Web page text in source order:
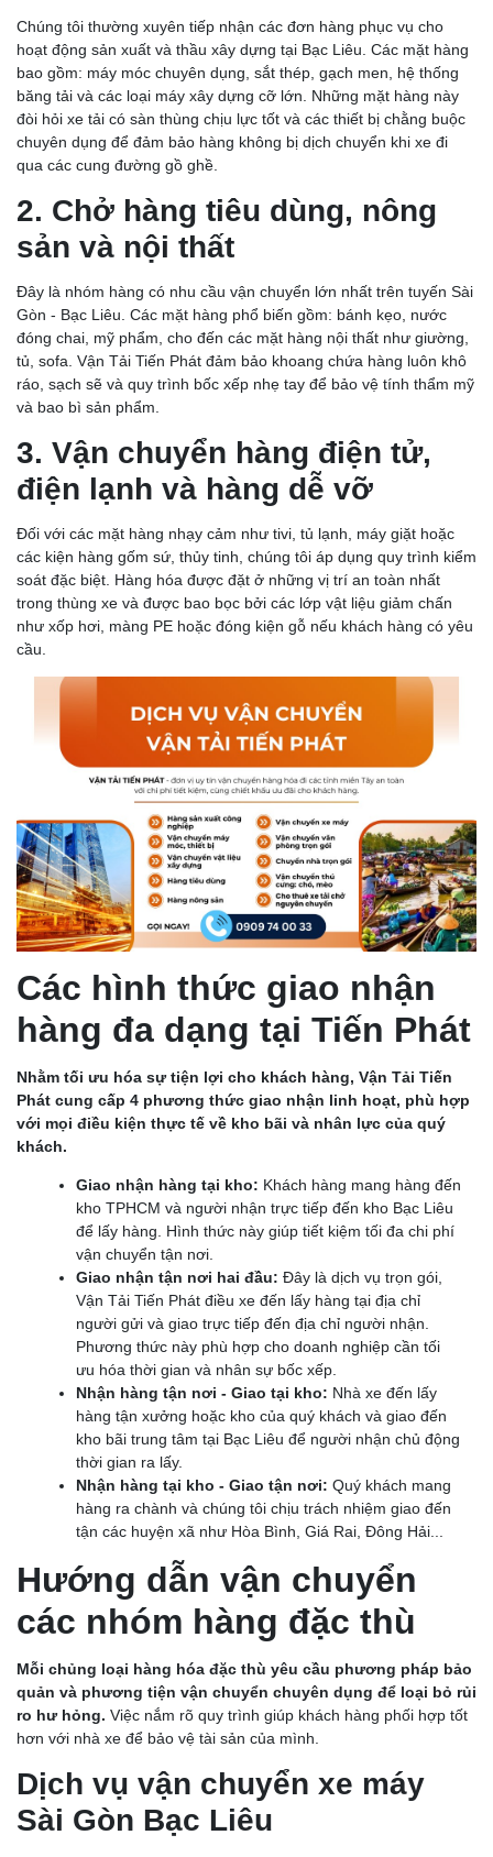
Chúng tôi thường xuyên tiếp nhận các đơn hàng phục vụ cho
hoạt động sản xuất và thầu xây dựng tại Bạc Liêu. Các mặt hàng
bao gồm: máy móc chuyên dụng, sắt thép, gạch men, hệ thống
băng tải và các loại máy xây dựng cỡ lớn. Những mặt hàng này
đòi hỏi xe tải có sàn thùng chịu lực tốt và các thiết bị chằng buộc
chuyên dụng để đảm bảo hàng không bị dịch chuyển khi xe đi
qua các cung đường gồ ghề.
2. Chở hàng tiêu dùng, nông
sản và nội thất
Đây là nhóm hàng có nhu cầu vận chuyển lớn nhất trên tuyến Sài
Gòn - Bạc Liêu. Các mặt hàng phổ biến gồm: bánh kẹo, nước
đóng chai, mỹ phẩm, cho đến các mặt hàng nội thất như giường,
tủ, sofa. Vận Tải Tiến Phát đảm bảo khoang chứa hàng luôn khô
ráo, sạch sẽ và quy trình bốc xếp nhẹ tay để bảo vệ tính thẩm mỹ
và bao bì sản phẩm.
3. Vận chuyển hàng điện tử,
điện lạnh và hàng dễ vỡ
Đối với các mặt hàng nhạy cảm như tivi, tủ lạnh, máy giặt hoặc
các kiện hàng gốm sứ, thủy tinh, chúng tôi áp dụng quy trình kiểm
soát đặc biệt. Hàng hóa được đặt ở những vị trí an toàn nhất
trong thùng xe và được bao bọc bởi các lớp vật liệu giảm chấn
như xốp hơi, màng PE hoặc đóng kiện gỗ nếu khách hàng có yêu
cầu.
Các hình thức giao nhận
hàng đa dạng tại Tiến Phát
Nhằm tối ưu hóa sự tiện lợi cho khách hàng, Vận Tải Tiến
Phát cung cấp 4 phương thức giao nhận linh hoạt, phù hợp
với mọi điều kiện thực tế về kho bãi và nhân lực của quý
khách.
Giao nhận hàng tại kho: Khách hàng mang hàng đến
kho TPHCM và người nhận trực tiếp đến kho Bạc Liêu
để lấy hàng. Hình thức này giúp tiết kiệm tối đa chi phí
vận chuyển tận nơi.
Giao nhận tận nơi hai đầu: Đây là dịch vụ trọn gói,
Vận Tải Tiến Phát điều xe đến lấy hàng tại địa chỉ
người gửi và giao trực tiếp đến địa chỉ người nhận.
Phương thức này phù hợp cho doanh nghiệp cần tối
ưu hóa thời gian và nhân sự bốc xếp.
Nhận hàng tận nơi - Giao tại kho: Nhà xe đến lấy
hàng tận xưởng hoặc kho của quý khách và giao đến
kho bãi trung tâm tại Bạc Liêu để người nhận chủ động
thời gian ra lấy.
Nhận hàng tại kho - Giao tận nơi: Quý khách mang
hàng ra chành và chúng tôi chịu trách nhiệm giao đến
tận các huyện xã như Hòa Bình, Giá Rai, Đông Hải...
Hướng dẫn vận chuyển
các nhóm hàng đặc thù
Mỗi chủng loại hàng hóa đặc thù yêu cầu phương pháp bảo
quản và phương tiện vận chuyển chuyên dụng để loại bỏ rủi
ro hư hỏng. Việc nắm rõ quy trình giúp khách hàng phối hợp tốt
hơn với nhà xe để bảo vệ tài sản của mình.
Dịch vụ vận chuyển xe máy
Sài Gòn Bạc Liêu